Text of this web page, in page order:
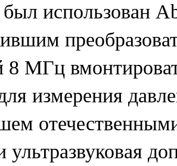
использован
8 МГц
измерения
ультразвуковая